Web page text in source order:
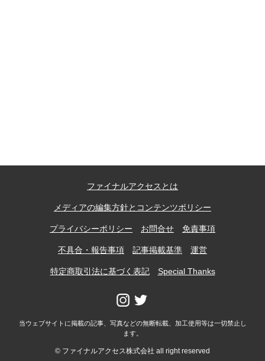
日本銀行 鳥居坂分館
根室市立珸瑶瑁小学校 閉校
釧路市立柏木小学校 閉校
Final Access Books
ファイナルアクセスとは
メディアの編集方針とコンテンツポリシー
プライバシーポリシー お問合せ 免責事項
不具合・報告事項 記事掲載基準 運営
特定商取引法に基づく表記 Special Thanks
当ウェブサイトに掲載の記事、写真などの無断転載、加工使用等は一切禁止し
ます。
© ファイナルアクセス株式会社 all right reserved